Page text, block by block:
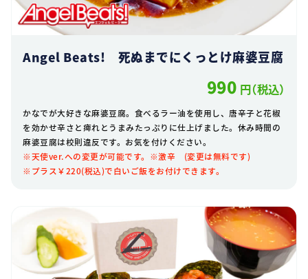
Angel Beats! 死ぬまでにくっとけ麻婆豆腐
990 円（税込）
かなでが大好きな麻婆豆腐。食べるラー油を使用し、唐辛子と花椒
を効かせ辛さと痺れとうまみたっぷりに仕上げました。休み時間の
麻婆豆腐は校則違反です。お気を付けください。
※天使ver.への変更が可能です。※激辛 (変更は無料です)
※プラス￥220(税込)で白いご飯をお付けできます。